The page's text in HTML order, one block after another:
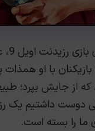
با او
از جایش بپرد؛
دوست داشتیم یک
ما را بسته است.